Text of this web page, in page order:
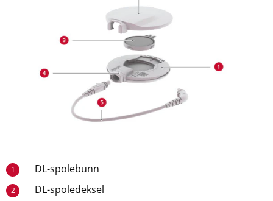
1 DL-spolebunn
2 DL-spoledeksel